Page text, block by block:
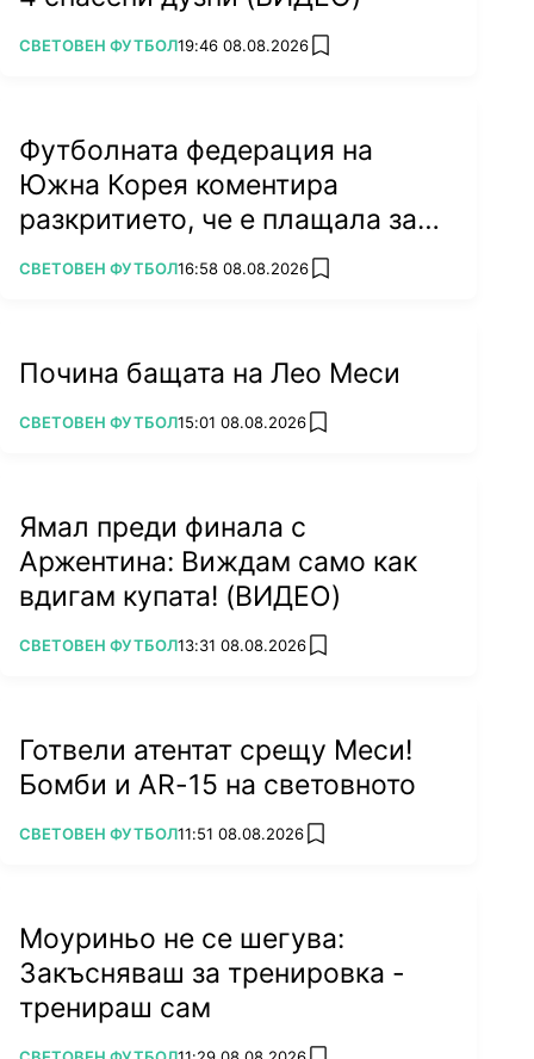
ПОВЕЧЕ ОТ
СВЕТОВЕН ФУТБОЛ19:46 08.08.2026 add favorites
Футболната федерация на
Южна Корея коментира
разкритието, че е плащала за
секс
ПОВЕЧЕ ОТ
СВЕТОВЕН ФУТБОЛ16:58 08.08.2026 add favorites
Почина бащата на Лео Меси
ПОВЕЧЕ ОТ
СВЕТОВЕН ФУТБОЛ15:01 08.08.2026 add favorites
Ямал преди финала с
Аржентина: Виждам само как
вдигам купата! (ВИДЕО)
ПОВЕЧЕ ОТ
СВЕТОВЕН ФУТБОЛ13:31 08.08.2026 add favorites
Готвели атентат срещу Меси!
Бомби и AR-15 на световното
ПОВЕЧЕ ОТ
СВЕТОВЕН ФУТБОЛ11:51 08.08.2026 add favorites
Моуриньо не се шегува:
Закъсняваш за тренировка -
тренираш сам